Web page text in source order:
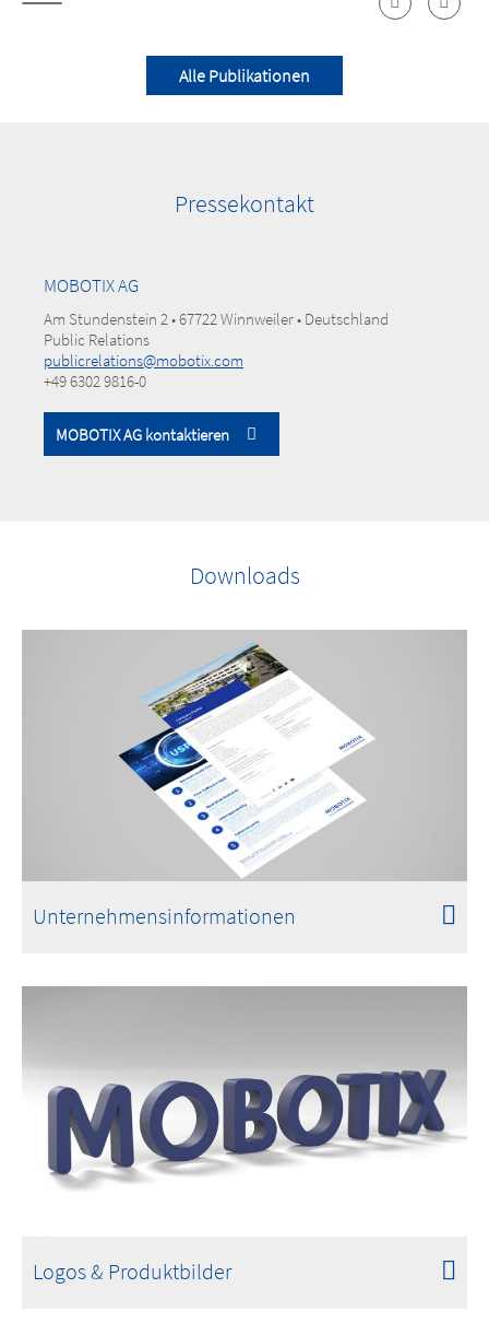
Alle Publikationen
Pressekontakt
MOBOTIX AG
Am Stundenstein 2 • 67722 Winnweiler • Deutschland
Public Relations
publicrelations@mobotix.com
+49 6302 9816-0
MOBOTIX AG kontaktieren
Downloads
Unternehmensinformationen
Logos & Produktbilder